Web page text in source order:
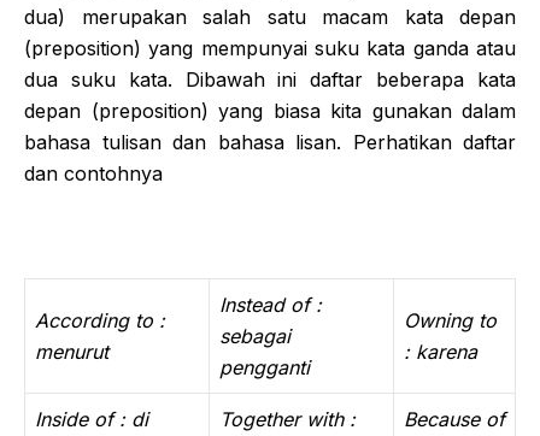
dua) merupakan salah satu macam kata depan
(preposition) yang mempunyai suku kata ganda atau
dua suku kata. Dibawah ini daftar beberapa kata
depan (preposition) yang biasa kita gunakan dalam
bahasa tulisan dan bahasa lisan. Perhatikan daftar
dan contohnya
According to :
menurut
Instead of :
sebagai
pengganti
Owning to
: karena
Inside of : di
Together with :
Because of